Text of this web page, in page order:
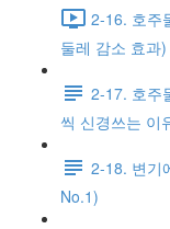
2-16. 호주
둘레 감소 효과
2-17. 호주
씩 신경쓰는 이
2-18. 변기
No.1)